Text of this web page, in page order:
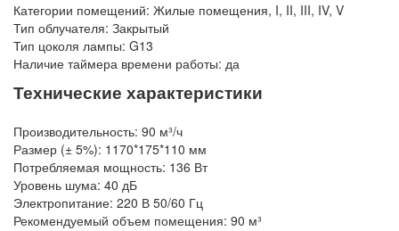
Категории помещений: Жилые помещения, I, II, III, IV, V
Тип облучателя: Закрытый
Тип цоколя лампы: G13
Наличие таймера времени работы: да
Технические характеристики
Производительность: 90 м³/ч
Размер (± 5%): 1170*175*110 мм
Потребляемая мощность: 136 Вт
Уровень шума: 40 дБ
Электропитание: 220 В 50/60 Гц
Рекомендуемый объем помещения: 90 м³